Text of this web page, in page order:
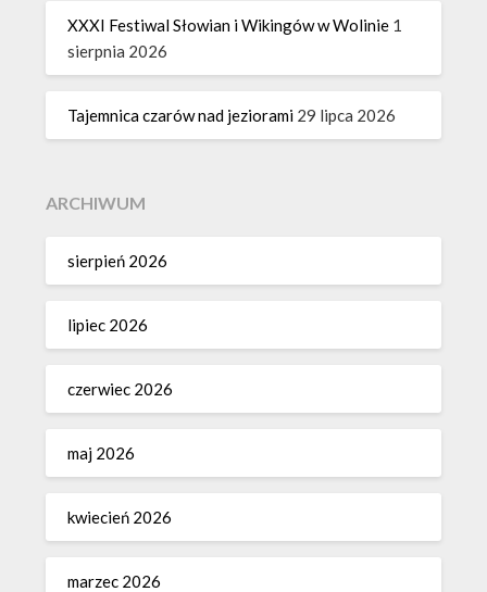
XXXI Festiwal Słowian i Wikingów w Wolinie 1
sierpnia 2026
Tajemnica czarów nad jeziorami 29 lipca 2026
ARCHIWUM
sierpień 2026
lipiec 2026
czerwiec 2026
maj 2026
kwiecień 2026
marzec 2026